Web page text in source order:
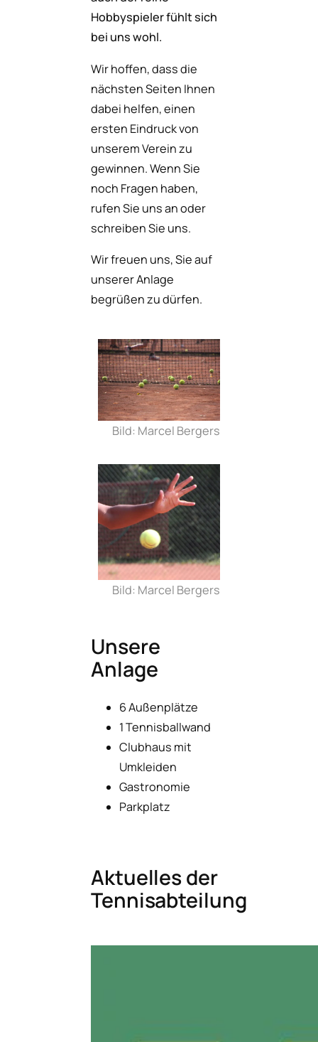
Hobbyspieler fühlt sich
bei uns wohl.
Wir hoffen, dass die
nächsten Seiten Ihnen
dabei helfen, einen
ersten Eindruck von
unserem Verein zu
gewinnen. Wenn Sie
noch Fragen haben,
rufen Sie uns an oder
schreiben Sie uns.
Wir freuen uns, Sie auf
unserer Anlage
begrüßen zu dürfen.
Bild: Marcel Bergers
Bild: Marcel Bergers
Unsere
Anlage
6 Außenplätze
1 Tennisballwand
Clubhaus mit
Umkleiden
Gastronomie
Parkplatz
Aktuelles der
Tennisabteilung